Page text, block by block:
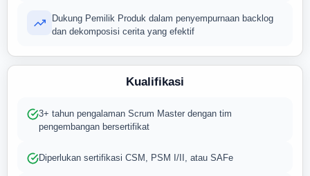
Dukung Pemilik Produk dalam penyempurnaan backlog
dan dekomposisi cerita yang efektif
Kualifikasi
3+ tahun pengalaman Scrum Master dengan tim
pengembangan bersertifikat
Diperlukan sertifikasi CSM, PSM I/II, atau SAFe